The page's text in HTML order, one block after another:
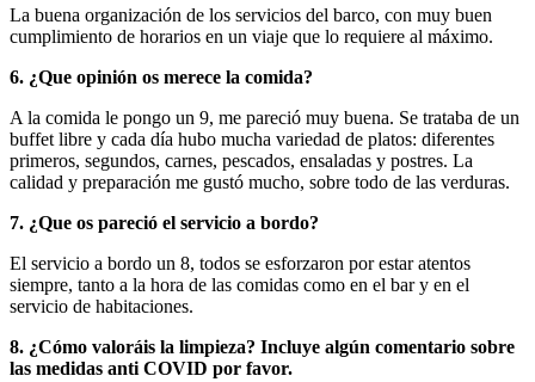
La buena organización de los servicios del barco, con muy buen
cumplimiento de horarios en un viaje que lo requiere al máximo.
6. ¿Que opinión os merece la comida?
A la comida le pongo un 9, me pareció muy buena. Se trataba de un
buffet libre y cada día hubo mucha variedad de platos: diferentes
primeros, segundos, carnes, pescados, ensaladas y postres. La
calidad y preparación me gustó mucho, sobre todo de las verduras.
7. ¿Que os pareció el servicio a bordo?
El servicio a bordo un 8, todos se esforzaron por estar atentos
siempre, tanto a la hora de las comidas como en el bar y en el
servicio de habitaciones.
8. ¿Cómo valoráis la limpieza? Incluye algún comentario sobre
las medidas anti COVID por favor.